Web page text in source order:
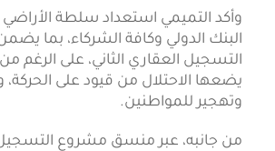
وأكد التميمي استعداد سلطة
البنك الدولي وكافة الشركاء، بما
التسجيل العقاري الثاني، على الرغم
يضعها الاحتلال من قيود على الحركة،
وتهجير للمواطنين.
من جانبه، عبر منسق مشروع